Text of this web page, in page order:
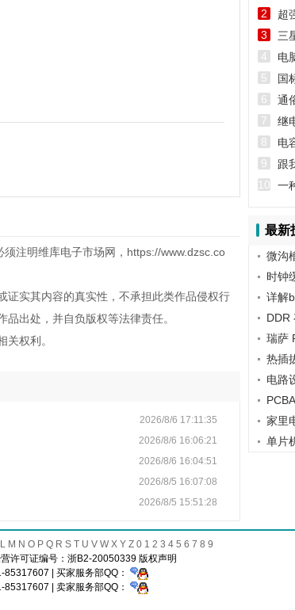
须注明维库电子市场网，https://www.dzsc.co
证实其内容的真实性，不承担此类作品侵权行
出处，并自负版权等法律责任。
权利。
2026/8/6 17:11:35
2026/8/6 16:06:21
2026/8/6 16:04:51
2026/8/5 16:07:08
2026/8/5 15:51:28
超
2
三
3
电
4
5
通
6
继
7
电
8
9
一
10
最新
微沟
时钟
详解
DDR
瑞萨
热插
电路
家里
单片
L M N O P Q R S T U V W X Y Z 0 1 2 3 4 5 6 7 8 9
许可证编号： 浙B2-20050339 版权声明
| 买家服务部QQ：
| 卖家服务部QQ：